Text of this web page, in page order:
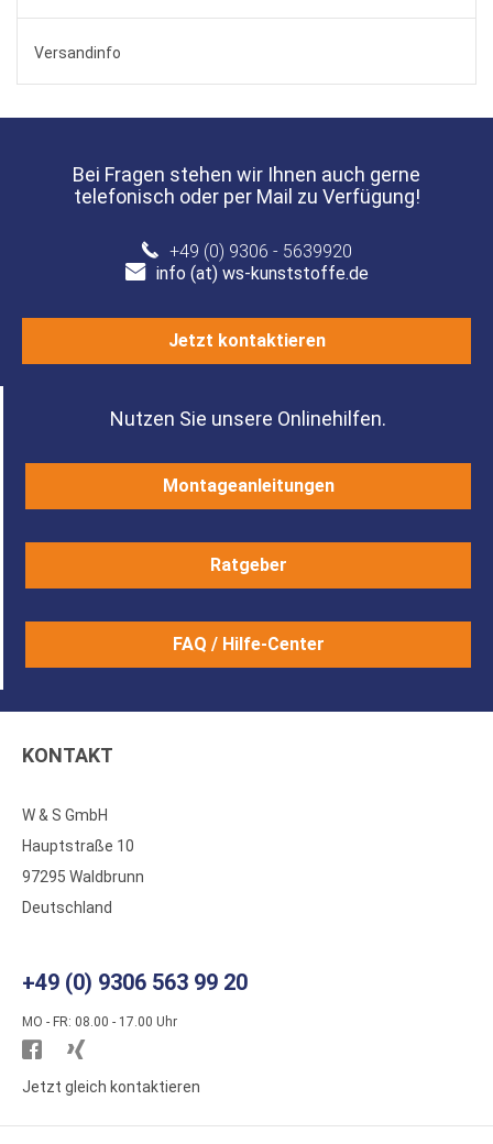
Versandinfo
Bei Fragen stehen wir Ihnen auch gerne
telefonisch oder per Mail zu Verfügung!
+49 (0) 9306 - 5639920
info (at) ws-kunststoffe.de
Jetzt kontaktieren
Nutzen Sie unsere Onlinehilfen.
Montageanleitungen
Ratgeber
FAQ / Hilfe-Center
KONTAKT
W & S GmbH
Hauptstraße 10
97295 Waldbrunn
Deutschland
+49 (0) 9306 563 99 20
MO - FR: 08.00 - 17.00 Uhr
Besuchen
Sie
Sie
Jetzt gleich kontaktieren